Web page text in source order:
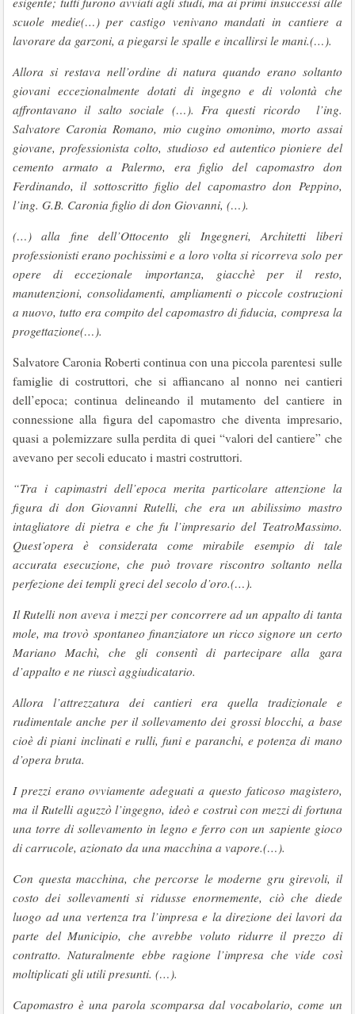
scuole medie(…) per castigo venivano mandati in cantiere a
lavorare da garzoni, a piegarsi le spalle e incallirsi le mani.(…).
Allora si restava nell’ordine di natura quando erano soltanto
giovani eccezionalmente dotati di ingegno e di volontà che
affrontavano il salto sociale (…). Fra questi ricordo l’ing.
Salvatore Caronia Romano, mio cugino omonimo, morto assai
giovane, professionista colto, studioso ed autentico pioniere del
cemento armato a Palermo, era figlio del capomastro don
Ferdinando, il sottoscritto figlio del capomastro don Peppino,
l’ing. G.B. Caronia figlio di don Giovanni, (…).
(…) alla fine dell’Ottocento gli Ingegneri, Architetti liberi
professionisti erano pochissimi e a loro volta si ricorreva solo per
opere di eccezionale importanza, giacchè per il resto,
manutenzioni, consolidamenti, ampliamenti o piccole costruzioni
a nuovo, tutto era compito del capomastro di fiducia, compresa la
progettazione(…).
Salvatore Caronia Roberti continua con una piccola parentesi sulle
famiglie di costruttori, che si affiancano al nonno nei cantieri
dell’epoca; continua delineando il mutamento del cantiere in
connessione alla figura del capomastro che diventa impresario,
quasi a polemizzare sulla perdita di quei “valori del cantiere” che
avevano per secoli educato i mastri costruttori.
“Tra i capimastri dell’epoca merita particolare attenzione la
figura di don Giovanni Rutelli, che era un abilissimo mastro
intagliatore di pietra e che fu l’impresario del TeatroMassimo.
Quest’opera è considerata come mirabile esempio di tale
accurata esecuzione, che può trovare riscontro soltanto nella
perfezione dei templi greci del secolo d’oro.(…).
Il Rutelli non aveva i mezzi per concorrere ad un appalto di tanta
mole, ma trovò spontaneo finanziatore un ricco signore un certo
Mariano Machì, che gli consentì di partecipare alla gara
d’appalto e ne riuscì aggiudicatario.
Allora l’attrezzatura dei cantieri era quella tradizionale e
rudimentale anche per il sollevamento dei grossi blocchi, a base
cioè di piani inclinati e rulli, funi e paranchi, e potenza di mano
d’opera bruta.
I prezzi erano ovviamente adeguati a questo faticoso magistero,
ma il Rutelli aguzzò l’ingegno, ideò e costruì con mezzi di fortuna
una torre di sollevamento in legno e ferro con un sapiente gioco
di carrucole, azionato da una macchina a vapore.(…).
Con questa macchina, che percorse le moderne gru girevoli, il
costo dei sollevamenti si ridusse enormemente, ciò che diede
luogo ad una vertenza tra l’impresa e la direzione dei lavori da
parte del Municipio, che avrebbe voluto ridurre il prezzo di
contratto. Naturalmente ebbe ragione l’impresa che vide così
moltiplicati gli utili presunti. (…).
Capomastro è una parola scomparsa dal vocabolario, come un